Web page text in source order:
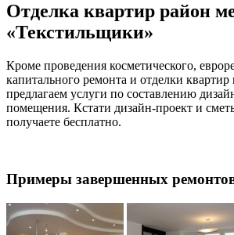
Отделка квартир район
«Текстильщики»
Кроме проведения косметического,
капитального ремонта и отделки
предлагаем услуги по составлению
помещения. Кстати дизайн-проект и
получаете бесплатно.
Примеры завершенных